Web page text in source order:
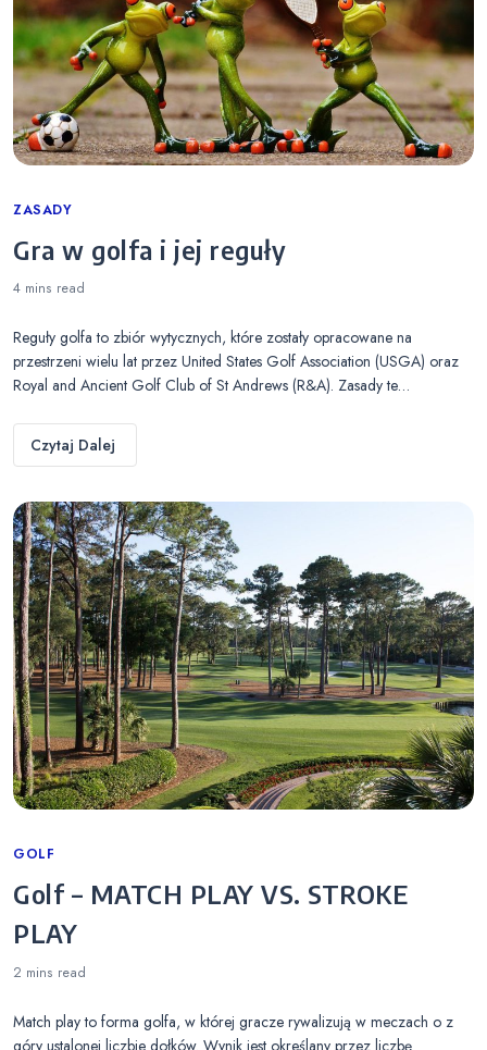
Categories
ZASADY
Gra w golfa i jej reguły
4 mins read
Reguły golfa to zbiór wytycznych, które zostały opracowane na
przestrzeni wielu lat przez United States Golf Association (USGA) oraz
Royal and Ancient Golf Club of St Andrews (R&A). Zasady te…
Czytaj Dalej
Categories
GOLF
Golf – MATCH PLAY VS. STROKE
PLAY
2 mins read
Match play to forma golfa, w której gracze rywalizują w meczach o z
góry ustalonej liczbie dołków. Wynik jest określany przez liczbę